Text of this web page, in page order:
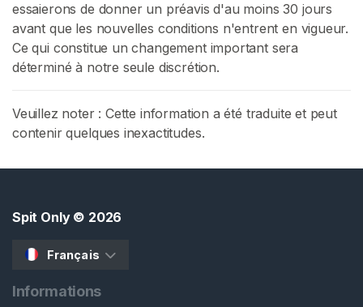
essaierons de donner un préavis d'au moins 30 jours
avant que les nouvelles conditions n'entrent en vigueur.
Ce qui constitue un changement important sera
déterminé à notre seule discrétion.
Veuillez noter : Cette information a été traduite et peut
contenir quelques inexactitudes.
Spit Only© 2026
Français
Informations